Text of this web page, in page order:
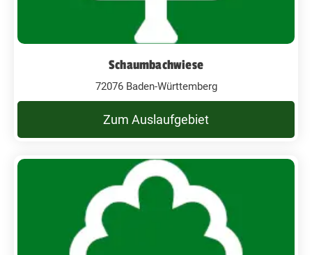
Schaumbachwiese
72076 Baden-Württemberg
Zum Auslaufgebiet